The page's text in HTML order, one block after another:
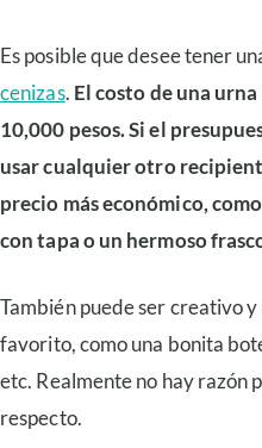
Es posible que desee tener
cenizas. El costo de una
10,000 pesos. Si el
usar cualquier otro
precio más económico,
con tapa o un hermoso
También puede ser creativo
favorito, como una bonita
etc. Realmente no hay razón
respecto.